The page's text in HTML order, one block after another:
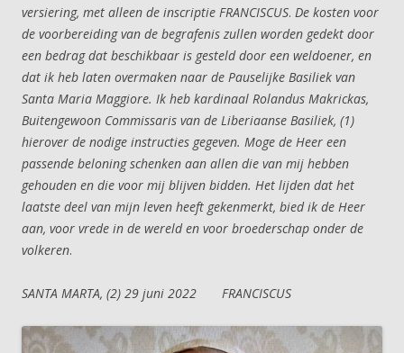
versiering, met alleen de inscriptie FRANCISCUS. De kosten voor
de voorbereiding van de begrafenis zullen worden gedekt door
een bedrag dat beschikbaar is gesteld door een weldoener, en
dat ik heb laten overmaken naar de Pauselijke Basiliek van
Santa Maria Maggiore. Ik heb kardinaal Rolandus Makrickas,
Buitengewoon Commissaris van de Liberiaanse Basiliek, (1)
hierover de nodige instructies gegeven. Moge de Heer een
passende beloning schenken aan allen die van mij hebben
gehouden en die voor mij blijven bidden. Het lijden dat het
laatste deel van mijn leven heeft gekenmerkt, bied ik de Heer
aan, voor vrede in de wereld en voor broederschap onder de
volkeren.
SANTA MARTA, (2) 29 juni 2022 FRANCISCUS